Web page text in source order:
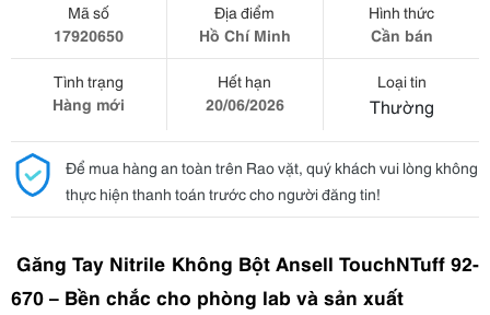
Mã số
17920650
Địa điểm
Hồ Chí Minh
Hình thức
Cần bán
Tình trạng
Hàng mới
Hết hạn
20/06/2026
Loại tin
Thường
Để mua hàng an toàn trên Rao vặt, quý khách vui lòng không
thực hiện thanh toán trước cho người đăng tin!
Găng Tay Nitrile Không Bột Ansell TouchNTuff 92-
670 – Bền chắc cho phòng lab và sản xuất